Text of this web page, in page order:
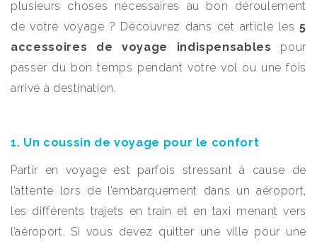
plusieurs choses nécessaires au bon déroulement
de votre voyage ? Découvrez dans cet article les5
accessoires de voyage indispensables pour
passer du bon temps pendant votre vol ou une fois
arrivé à destination.
1. Un coussin de voyage pour le confort
Partir en voyage est parfois stressant à cause de
l’attente lors de l’embarquement dans un aéroport,
les différents trajets en train et en taxi menant vers
l’aéroport. Si vous devez quitter une ville pour une